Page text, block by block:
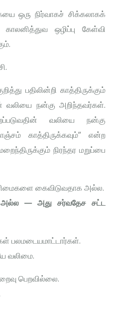
ஒரு நிர்வாகச் சிக்கலாகக்
ஒழிப்பு கேள்வி
பதிலின்றி காத்திருக்கும்
வலியை நன்கு அறிந்தவர்கள்.
வலியை நன்கு
காத்திருக்கவும்” என்ற
நிரந்தர மறுப்பை
கைவிடுவதாக அல்ல.
— அது சர்வதேச சட்ட
பலமடையமாட்டார்கள்.
வலிமை.
பெறவில்லை.